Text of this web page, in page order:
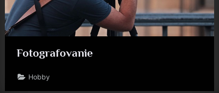
Fotografovanie
Hobby